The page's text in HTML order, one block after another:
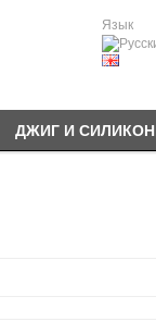
Язык
ДЖИГ И СИЛИКОН